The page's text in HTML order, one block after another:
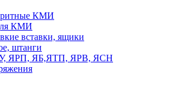
КМИ
КМИ
вставки, ящики
штанги
ЯРП, ЯБ,ЯТП, ЯРВ, ЯСН